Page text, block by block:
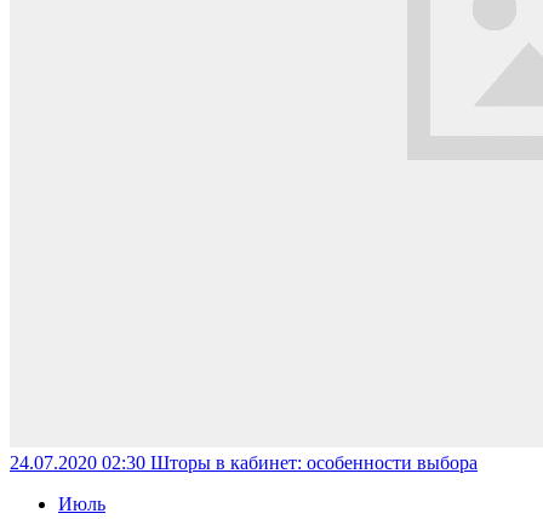
24.07.2020 02:30 Шторы в кабинет: особенности выбора
Июль